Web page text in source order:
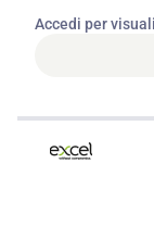
Accedi per